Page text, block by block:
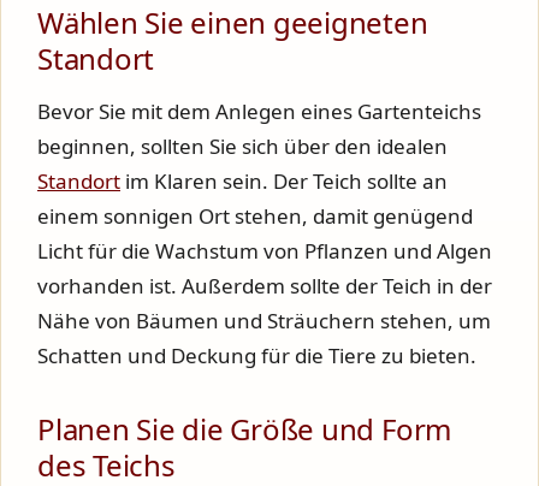
Wählen Sie einen geeigneten
Standort
Bevor Sie mit dem Anlegen eines Gartenteichs
beginnen, sollten Sie sich über den idealen
Standort im Klaren sein. Der Teich sollte an
einem sonnigen Ort stehen, damit genügend
Licht für die Wachstum von Pflanzen und Algen
vorhanden ist. Außerdem sollte der Teich in der
Nähe von Bäumen und Sträuchern stehen, um
Schatten und Deckung für die Tiere zu bieten.
Planen Sie die Größe und Form
des Teichs